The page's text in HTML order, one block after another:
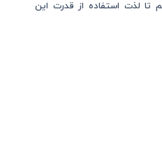
لذت استفاده از قدرت این